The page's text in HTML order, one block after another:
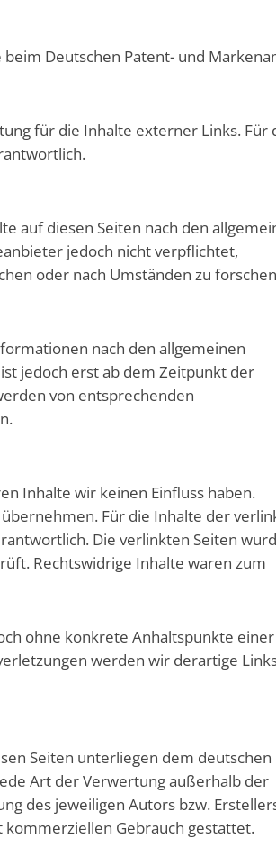
Deutschen Patent- und
für die Inhalte externer Links. Für
auf diesen Seiten nach den
jedoch nicht verpflichtet,
oder nach Umständen zu
nach den allgemeinen
jedoch erst ab dem Zeitpunkt der
von entsprechenden
Inhalte wir keinen Einfluss haben.
Für die Inhalte der
Die verlinkten Seiten
Rechtswidrige Inhalte waren zum
ohne konkrete Anhaltspunkte einer
werden wir derartige
Seiten unterliegen dem deutschen
Art der Verwertung außerhalb der
des jeweiligen Autors bzw.
kommerziellen Gebrauch gestattet.